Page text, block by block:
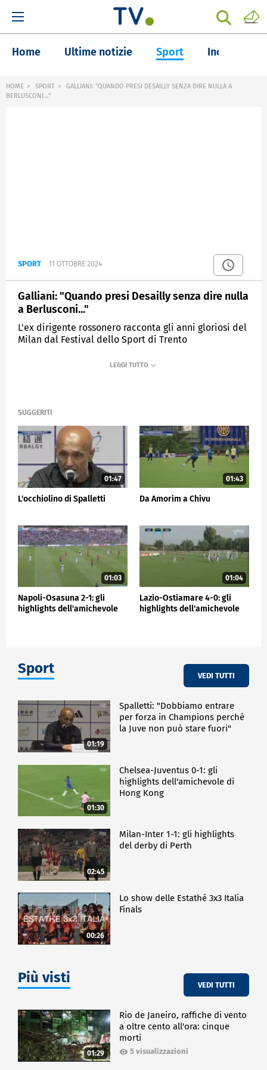
Home Ultime notizie Sport Inchieste
HOME SPORT
GALLIANI: "QUANDO PRESI DESAILLY SENZA DIRE NULLA A
BERLUSCONI..."
SPORT 11 OTTOBRE 2024
Galliani: "Quando presi Desailly senza dire nulla
a Berlusconi..."
L'ex dirigente rossonero racconta gli anni gloriosi del
Milan dal Festival dello Sport di Trento
SPORTMEDIASET
SUGGERITI
01:47
L'occhiolino di Spalletti
01:43
Da Amorim a Chivu
01:03
Napoli-Osasuna 2-1: gli
highlights dell'amichevole
01:04
Lazio-Ostiamare 4-0: gli
highlights dell'amichevole
Sport VEDI TUTTI
01:19
Spalletti: "Dobbiamo entrare
per forza in Champions perché
la Juve non può stare fuori"
01:30
Chelsea-Juventus 0-1: gli
highlights dell'amichevole di
Hong Kong
02:45
Milan-Inter 1-1: gli highlights
del derby di Perth
00:26
Lo show delle Estathé 3x3 Italia
Finals
Più visti VEDI TUTTI
01:29
Rio de Janeiro, raffiche di vento
a oltre cento all'ora: cinque
morti
5 visualizzazioni